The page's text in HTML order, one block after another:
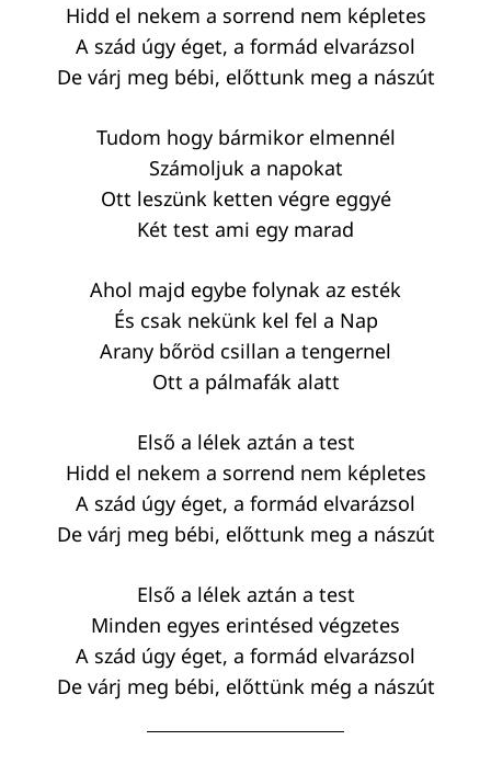
Hidd el nekem a sorrend nem képletes
A szád úgy éget, a formád elvarázsol
De várj meg bébi, előttunk meg a nászút
Tudom hogy bármikor elmennél
Számoljuk a napokat
Ott leszünk ketten végre eggyé
Két test ami egy marad
Ahol majd egybe folynak az esték
És csak nekünk kel fel a Nap
Arany bőröd csillan a tengernel
Ott a pálmafák alatt
Első a lélek aztán a test
Hidd el nekem a sorrend nem képletes
A szád úgy éget, a formád elvarázsol
De várj meg bébi, előttunk meg a nászút
Első a lélek aztán a test
Minden egyes erintésed végzetes
A szád úgy éget, a formád elvarázsol
De várj meg bébi, előttünk még a nászút
Keresés: